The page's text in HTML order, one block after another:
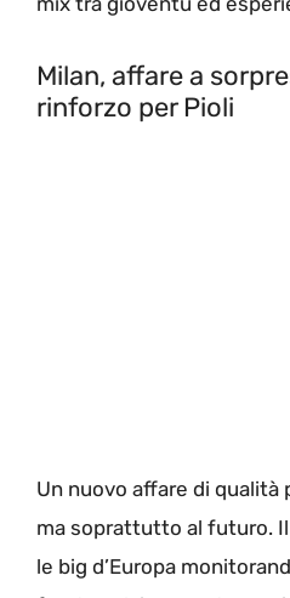
Milan, affare a
rinforzo per Pioli
Un nuovo affare di qualità
ma soprattutto al futuro.
le big d’Europa